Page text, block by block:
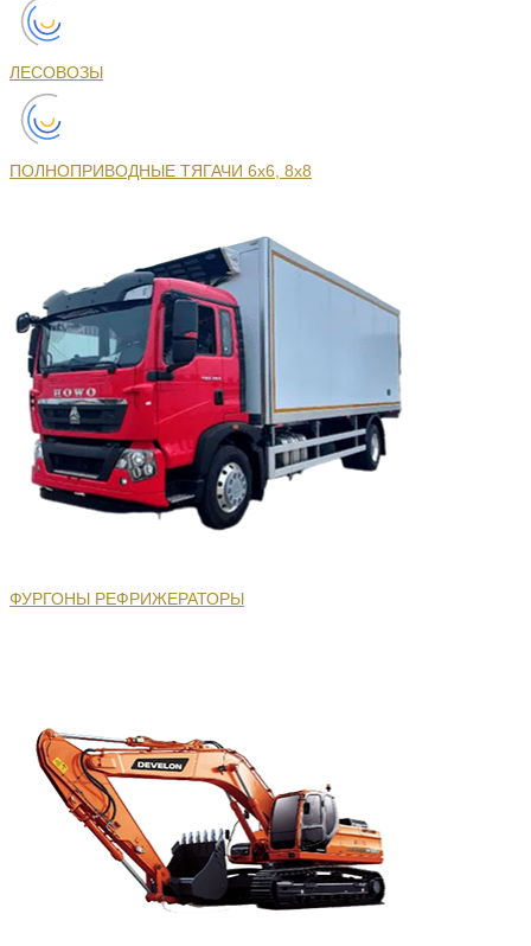
ЛЕСОВОЗЫ
ПОЛНОПРИВОДНЫЕ ТЯГАЧИ 6х6, 8х8
ФУРГОНЫ РЕФРИЖЕРАТОРЫ